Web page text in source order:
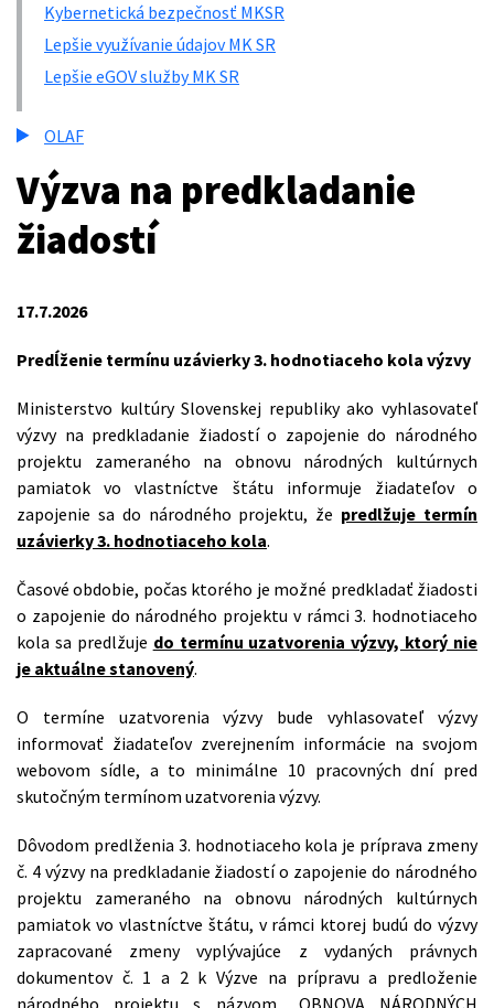
Kybernetická bezpečnosť MKSR
Lepšie využívanie údajov MK SR
Lepšie eGOV služby MK SR
OLAF
Výzva na predkladanie
žiadostí
17.7.2026
Predĺženie termínu uzávierky 3. hodnotiaceho kola výzvy
Ministerstvo kultúry Slovenskej republiky ako vyhlasovateľ
výzvy na predkladanie žiadostí o zapojenie do národného
projektu zameraného na obnovu národných kultúrnych
pamiatok vo vlastníctve štátu informuje žiadateľov o
zapojenie sa do národného projektu, že predlžuje termín
uzávierky 3. hodnotiaceho kola.
Časové obdobie, počas ktorého je možné predkladať žiadosti
o zapojenie do národného projektu v rámci 3. hodnotiaceho
kola sa predlžuje do termínu uzatvorenia výzvy, ktorý nie
je aktuálne stanovený.
O termíne uzatvorenia výzvy bude vyhlasovateľ výzvy
informovať žiadateľov zverejnením informácie na svojom
webovom sídle, a to minimálne 10 pracovných dní pred
skutočným termínom uzatvorenia výzvy.
Dôvodom predlženia 3. hodnotiaceho kola je príprava zmeny
č. 4 výzvy na predkladanie žiadostí o zapojenie do národného
projektu zameraného na obnovu národných kultúrnych
pamiatok vo vlastníctve štátu, v rámci ktorej budú do výzvy
zapracované zmeny vyplývajúce z vydaných právnych
dokumentov č. 1 a 2 k Výzve na prípravu a predloženie
národného projektu s názvom „OBNOVA NÁRODNÝCH